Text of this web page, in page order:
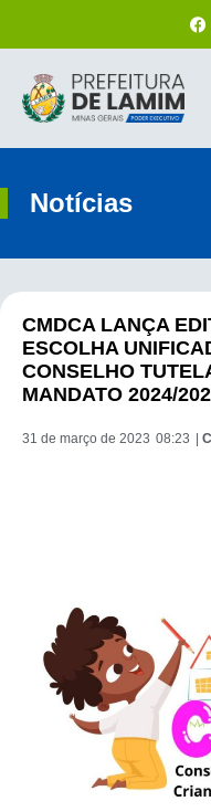
Notícias
CMDCA LANÇA
ESCOLHA
CONSELHO
MANDATO 2024/
31 de março de 2023 08:23